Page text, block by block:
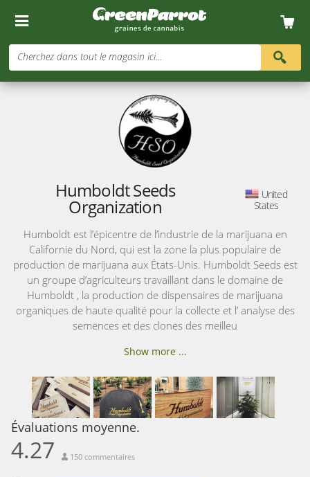
Cherchez dans tout le magasin ici...
Humboldt Seeds
Organization
United
States
Humboldt est l’épicentre de l’industrie de la marijuana en
Californie du Nord, qui est la zone la plus populaire de
production de marijuana aux États-Unis. Humboldt Seeds est
un groupe d’agriculteurs travaillant dans le domaine de
Humboldt , la production de dispensaires de marijuana
organiques de haute qualité pour la collecte et l’ analyse des
semences et des clones des meilleu
Show more ...
Évaluations moyenne.
4.27 150 commentaires